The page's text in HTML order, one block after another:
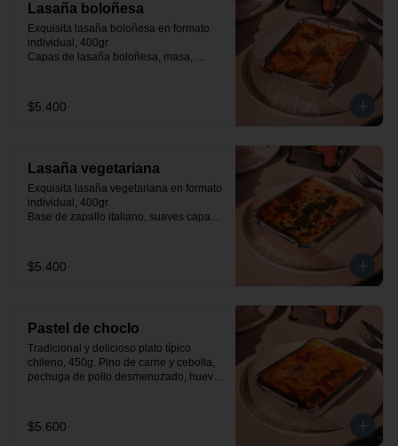
Lasaña boloñesa
Exquisita lasaña boloñesa en formato
individual, 400gr.
Capas de lasaña boloñesa, masa,
$5.400
Lasaña vegetariana
Exquisita lasaña vegetariana en formato
individual, 400gr.
Base de zapallo italiano, suaves capas
$5.400
Pastel de choclo
Tradicional y delicioso plato típico
chileno, 450g. Pino de carne y cebolla,
pechuga de pollo desmenuzado, huevo,
$5.600